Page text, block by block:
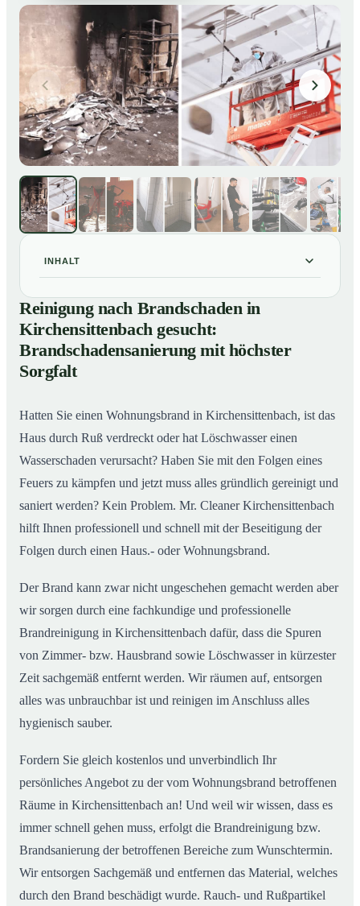
INHALT
01Reinigung nach Brandschaden in Kirchensittenbach
gesucht: Brandschadensanierung mit höchster Sorgfalt
Brandreinigung in Kirchensittenbach – Profis im
Einsatz
Reinigung nach Brandschaden in
Kirchensittenbach gesucht:
Brandschadensanierung mit höchster
Sorgfalt
Hatten Sie einen Wohnungsbrand in Kirchensittenbach, ist das
Haus durch Ruß verdreckt oder hat Löschwasser einen
Wasserschaden verursacht? Haben Sie mit den Folgen eines
Feuers zu kämpfen und jetzt muss alles gründlich gereinigt und
saniert werden? Kein Problem. Mr. Cleaner Kirchensittenbach
hilft Ihnen professionell und schnell mit der Beseitigung der
Folgen durch einen Haus.- oder Wohnungsbrand.
Der Brand kann zwar nicht ungeschehen gemacht werden aber
wir sorgen durch eine fachkundige und professionelle
Brandreinigung in Kirchensittenbach dafür, dass die Spuren
von Zimmer- bzw. Hausbrand sowie Löschwasser in kürzester
Zeit sachgemäß entfernt werden. Wir räumen auf, entsorgen
alles was unbrauchbar ist und reinigen im Anschluss alles
hygienisch sauber.
Fordern Sie gleich kostenlos und unverbindlich Ihr
persönliches Angebot zu der vom Wohnungsbrand betroffenen
Räume in Kirchensittenbach an! Und weil wir wissen, dass es
immer schnell gehen muss, erfolgt die Brandreinigung bzw.
Brandsanierung der betroffenen Bereiche zum Wunschtermin.
Wir entsorgen Sachgemäß und entfernen das Material, welches
durch den Brand beschädigt wurde. Rauch- und Rußpartikel